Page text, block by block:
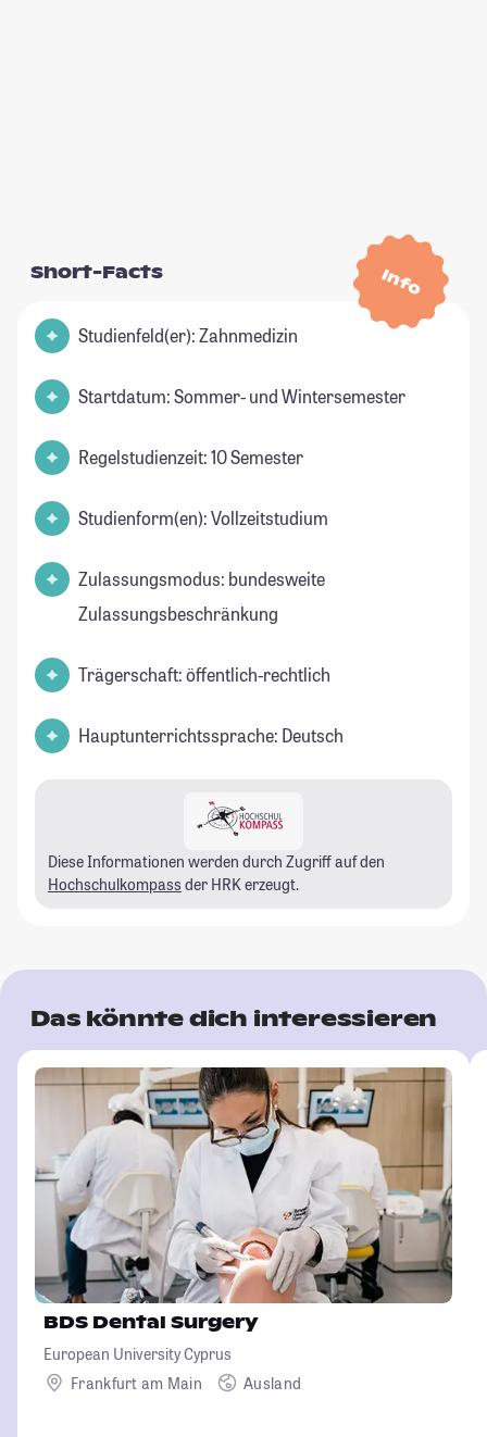
Info
Short-Facts
Studienfeld(er): Zahnmedizin
Startdatum: Sommer- und Wintersemester
Regelstudienzeit: 10 Semester
Studienform(en): Vollzeitstudium
Zulassungsmodus: bundesweite
Zulassungsbeschränkung
Trägerschaft: öffentlich-rechtlich
Hauptunterrichtssprache: Deutsch
Diese Informationen werden durch Zugriff auf den
Hochschulkompass der HRK erzeugt.
Das könnte dich interessieren
BDS Dental Surgery
European University Cyprus
Frankfurt am Main
Ausland